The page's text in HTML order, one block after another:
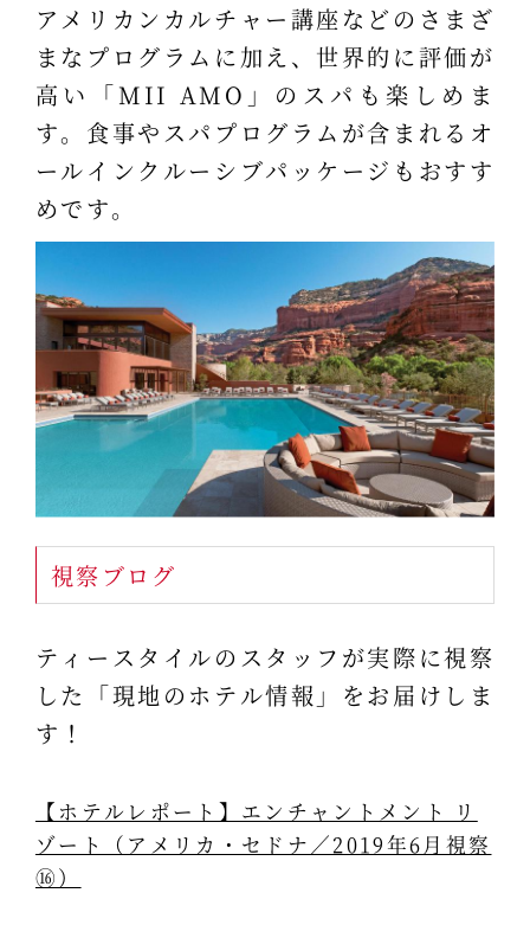
アメリカンカルチャー講座などのさまざ
まなプログラムに加え、世界的に評価が
高い「MII AMO」のスパも楽しめま
す。食事やスパプログラムが含まれるオ
ールインクルーシブパッケージもおすす
めです。
視察ブログ
ティースタイルのスタッフが実際に視察
した「現地のホテル情報」をお届けしま
す！
【ホテルレポート】エンチャントメント リ
ゾート（アメリカ・セドナ／2019年6月視察
⑯）